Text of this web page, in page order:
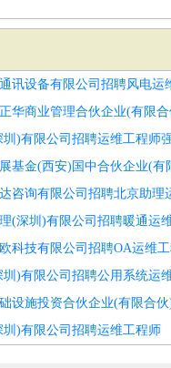
讯设备有限公司招聘风电运
华商业管理合伙企业(有限
)有限公司招聘运维工程师
基金(西安)国中合伙企业(有
咨询有限公司招聘北京助理
(深圳)有限公司招聘暖通运
科技有限公司招聘OA运维
)有限公司招聘公用系统运
设施投资合伙企业(有限合
)有限公司招聘运维工程师